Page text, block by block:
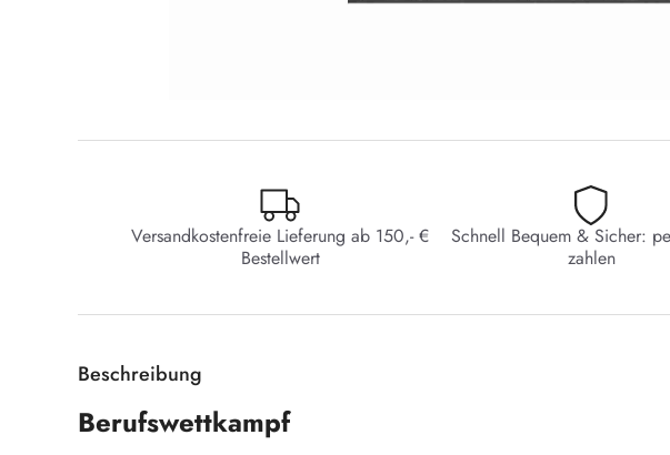
Versandkostenfreie Lieferung ab 150,- €
Bestellwert
Schnell Bequem & Sicher:
zahlen
Beschreibung
Berufswettkampf